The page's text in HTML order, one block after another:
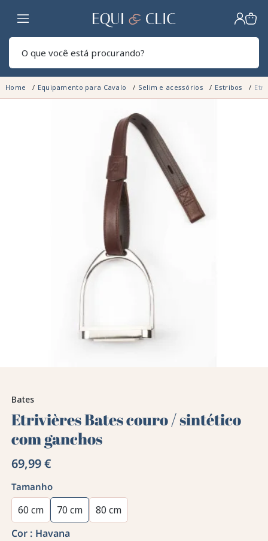
Lar
Home Equipamento para Cavalo Selim e acessórios Estribos
Bates
Etrivières Bates couro / sintético
com ganchos
69,99 €
Tamanho
60 cm 70 cm
80 cm
Cor : Havana